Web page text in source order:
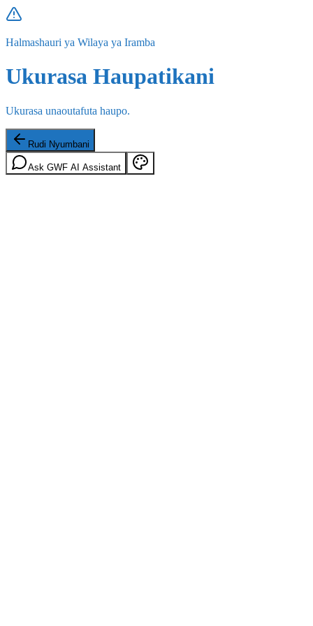
Halmashauri ya Wilaya ya Iramba
Ukurasa Haupatikani
Ukurasa unaoutafuta haupo.
Rudi Nyumbani
Ask GWF AI Assistant